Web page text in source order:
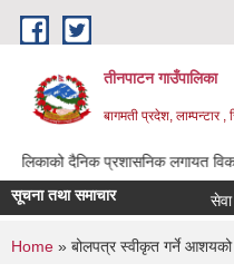
Skip to main content
तीनपाटन गाउँपालिका
बागमती प्रदेश, लाम्पन्टार ,
दैनिक प्रशासनिक लगायत विकास
सूचना तथा समाचार
सेवा
You are here
Home » बोलपत्र स्वीकृत गर्ने